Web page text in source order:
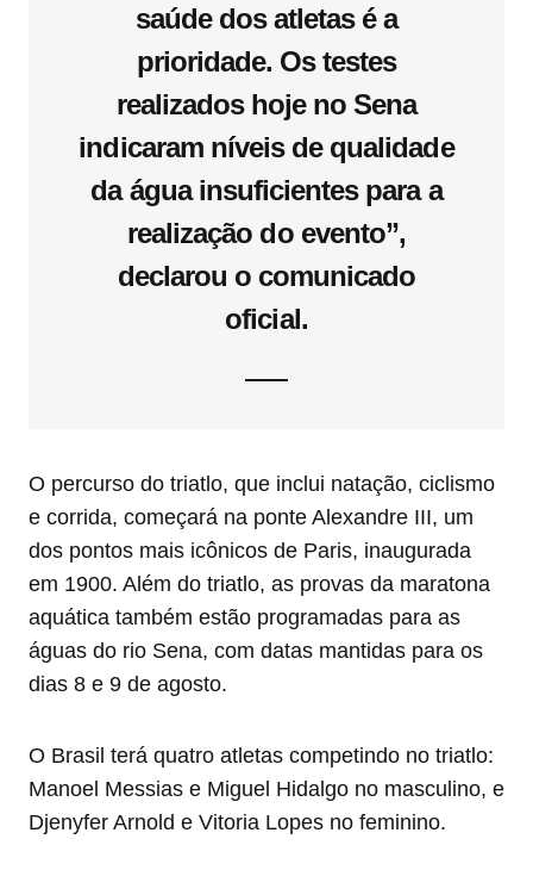
saúde dos atletas é a
prioridade. Os testes
realizados hoje no Sena
indicaram níveis de qualidade
da água insuficientes para a
realização do evento”,
declarou o comunicado
oficial.
O percurso do triatlo, que inclui natação, ciclismo
e corrida, começará na ponte Alexandre III, um
dos pontos mais icônicos de Paris, inaugurada
em 1900. Além do triatlo, as provas da maratona
aquática também estão programadas para as
águas do rio Sena, com datas mantidas para os
dias 8 e 9 de agosto.
O Brasil terá quatro atletas competindo no triatlo:
Manoel Messias e Miguel Hidalgo no masculino, e
Djenyfer Arnold e Vitoria Lopes no feminino.